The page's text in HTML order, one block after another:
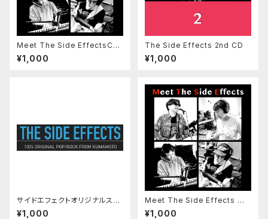
Meet The Side EffectsCD
版（紙ジャケット、歌詞付）
¥1,000
The Side Effects 2nd CD
¥1,000
サイドエフェクトオリジナルステ
ッカー
¥1,000
Meet The Side Effects ダ
ウンロード版
¥1,000